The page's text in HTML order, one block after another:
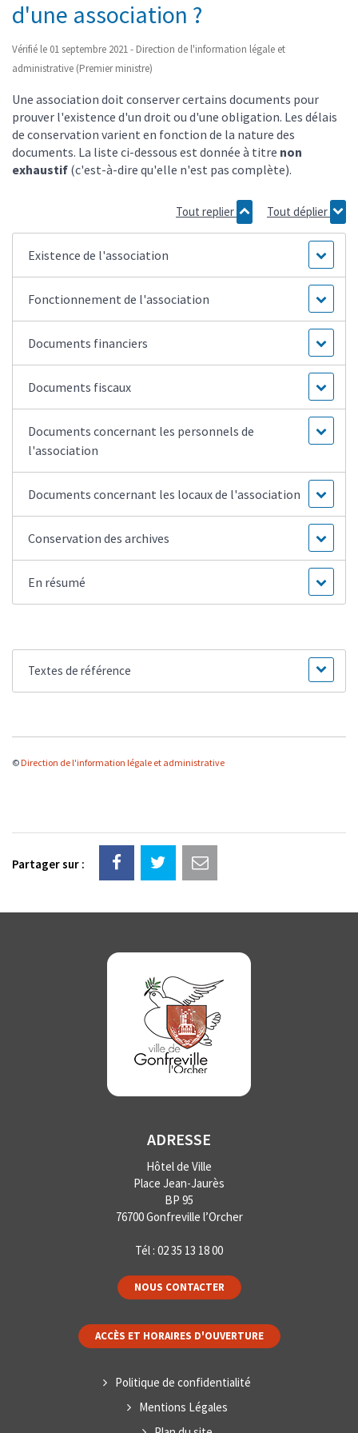
d'une association ?
Vérifié le 01 septembre 2021 - Direction de l'information légale et
administrative (Premier ministre)
Une association doit conserver certains documents pour
prouver l'existence d'un droit ou d'une obligation. Les délais
de conservation varient en fonction de la nature des
documents. La liste ci-dessous est donnée à titre non
exhaustif (c'est-à-dire qu'elle n'est pas complète).
Tout replier Tout déplier
Existence de l'association
Fonctionnement de l'association
Documents financiers
Documents fiscaux
Documents concernant les personnels de
l'association
Documents concernant les locaux de l'association
Conservation des archives
En résumé
Textes de référence
© Direction de l'information légale et administrative
Partager sur :
ADRESSE
Hôtel de Ville
Place Jean-Jaurès
BP 95
76700 Gonfreville l’Orcher
Tél : 02 35 13 18 00
NOUS CONTACTER
ACCÈS ET HORAIRES D'OUVERTURE
Politique de confidentialité
Mentions Légales